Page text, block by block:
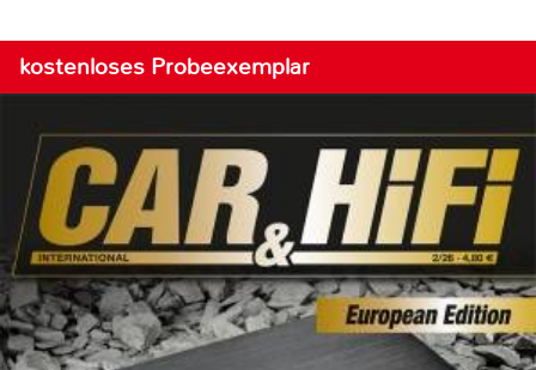
kostenloses Probeexemplar